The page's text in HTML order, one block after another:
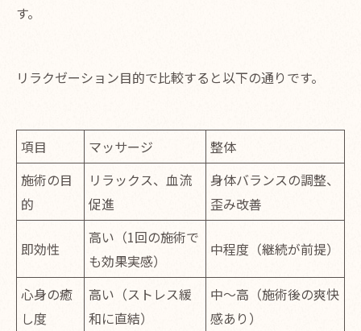
す。
リラクゼーション目的で比較すると以下の通りです。
項目 マッサージ
整体
施術の目
的
リラックス、血流
促進
身体バランスの調整、
歪み改善
即効性
高い（1回の施術で
も効果実感）
中程度（継続が前提）
心身の癒
し度
高い（ストレス緩
和に直結）
中～高（施術後の爽快
感あり）